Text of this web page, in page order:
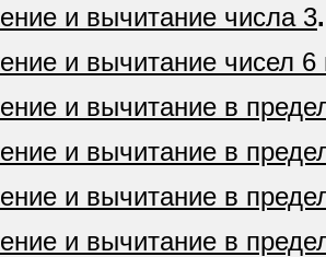
и вычитание числа 3
и вычитание чисел 6
и вычитание в
и вычитание в
и вычитание в
и вычитание в